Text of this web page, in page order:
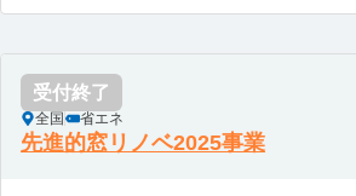
受付終了
全国 省エネ
先進的窓リノベ2025事業